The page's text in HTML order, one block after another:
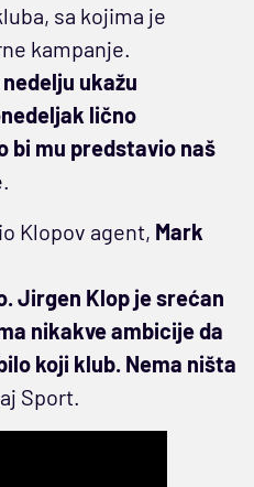
sa kojima je
kampanje.
ukažu
lično
bi mu predstavio naš
Klopov agent, Mark
Jirgen Klop je srećan
nikakve ambicije da
koji klub. Nema ništa
Sport.